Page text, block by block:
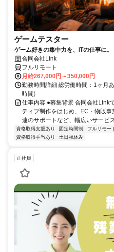
ゲームテスター
ゲーム好きの集中力を、ITの仕事に。
合同会社Link
フルリモート
月給267,000円～350,000円
勤務時間詳細 総労働時間：1ヶ月
時間)
仕事内容 ●募集背景 合同会社Link
ティブ制作をはじめ、EC・物販
連のサポートなど、幅広いサービ
資格取得支援あり 固定時間制 フルリモー
資格取得手当あり
土日祝休み
正社員